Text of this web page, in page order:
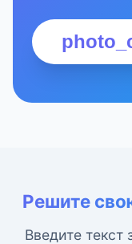
Решите
Введите